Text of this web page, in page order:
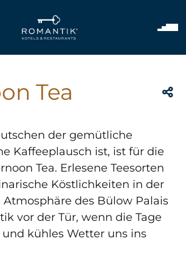
Tea
der gemütliche
Kaffeeplausch ist, ist für die
Tea. Erlesene Teesorten
Köstlichkeiten in der
des Bülow Palais
vor der Tür, wenn die Tage
kühles Wetter uns ins